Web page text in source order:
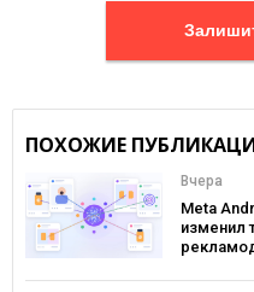
ПОХОЖИЕ
Вчера
Meta
изменил